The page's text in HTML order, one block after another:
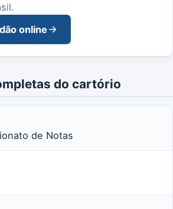
online
do cartório
de Notas